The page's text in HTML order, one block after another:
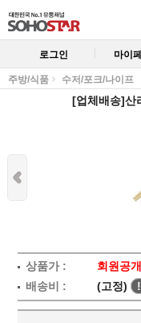
로그인 마이
주방/식품 수저/포크/나이프
[업체배송]산
상품가 : 회원공개
배송비 :
(고정) !